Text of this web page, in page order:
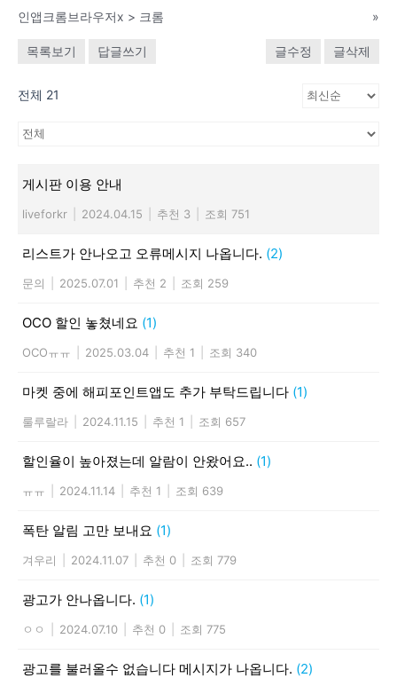
인앱크롬브라우저x > 크롬
»
목록보기 답글쓰기 글수정 글삭제
전체 21
게시판 이용 안내
liveforkr 2024.04.15 추천 3 조회 751
리스트가 안나오고 오류메시지 나옵니다. (2)
문의 2025.07.01 추천 2 조회 259
OCO 할인 놓쳤네요 (1)
OCOㅠㅠ 2025.03.04 추천 1 조회 340
마켓 중에 해피포인트앱도 추가 부탁드립니다 (1)
룰루랄라 2024.11.15 추천 1 조회 657
할인율이 높아졌는데 알람이 안왔어요.. (1)
ㅠㅠ 2024.11.14 추천 1 조회 639
폭탄 알림 고만 보내요 (1)
겨우리 2024.11.07 추천 0 조회 779
광고가 안나옵니다. (1)
ㅇㅇ 2024.07.10 추천 0 조회 775
광고를 불러올수 없습니다 메시지가 나옵니다. (2)